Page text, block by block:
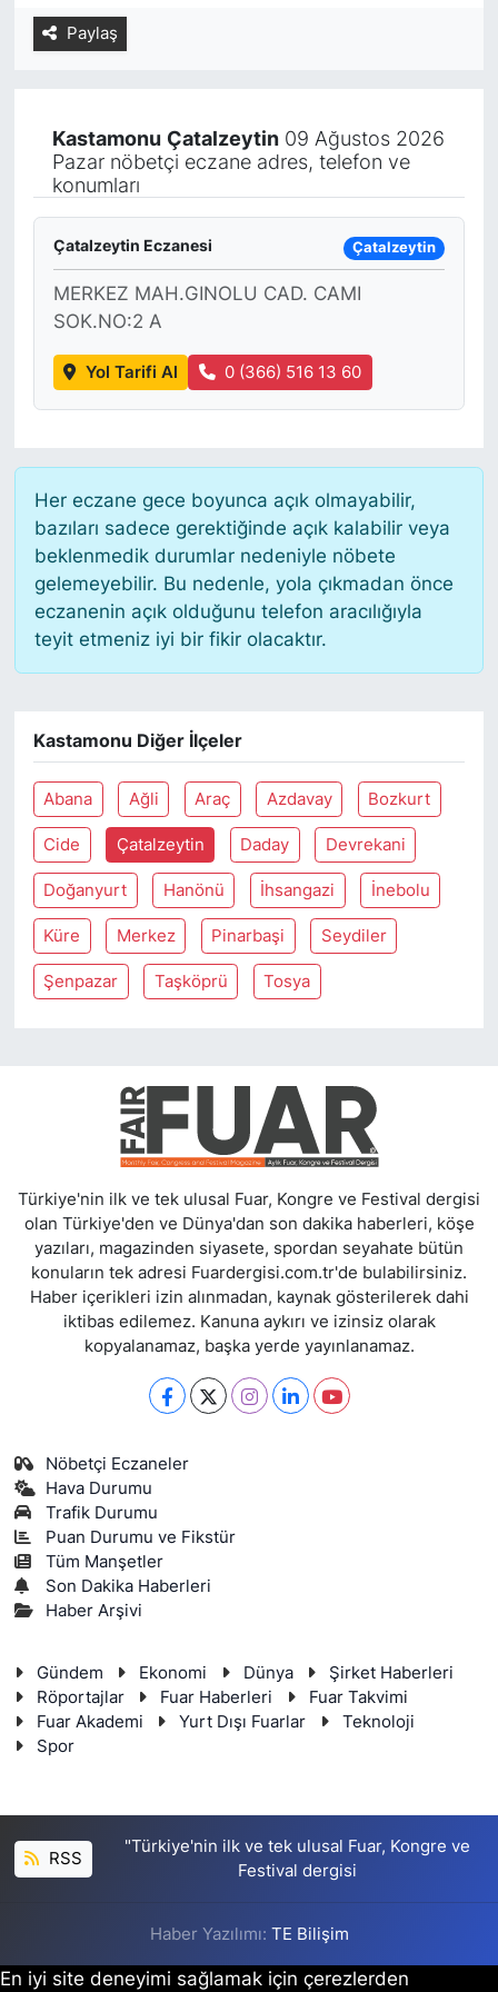
Paylaş
Kastamonu Çatalzeytin09 Ağustos 2026
Pazar nöbetçi eczane adres, telefon ve
konumları
Çatalzeytin Eczanesi Çatalzeytin
MERKEZ MAH.GINOLU CAD. CAMI
SOK.NO:2 A
Yol Tarifi Al 0 (366) 516 13 60
Her eczane gece boyunca açık olmayabilir,
bazıları sadece gerektiğinde açık kalabilir veya
beklenmedik durumlar nedeniyle nöbete
gelemeyebilir. Bu nedenle, yola çıkmadan önce
eczanenin açık olduğunu telefon aracılığıyla
teyit etmeniz iyi bir fikir olacaktır.
Kastamonu Diğer İlçeler
Abana Ağli Araç Azdavay Bozkurt
Cide Çatalzeytin Daday Devrekani
Doğanyurt Hanönü İhsangazi İnebolu
Küre Merkez Pinarbaşi Seydiler
Şenpazar Taşköprü Tosya
Türkiye'nin ilk ve tek ulusal Fuar, Kongre ve Festival dergisi
olan Türkiye'den ve Dünya'dan son dakika haberleri, köşe
yazıları, magazinden siyasete, spordan seyahate bütün
konuların tek adresi Fuardergisi.com.tr'de bulabilirsiniz.
Haber içerikleri izin alınmadan, kaynak gösterilerek dahi
iktibas edilemez. Kanuna aykırı ve izinsiz olarak
kopyalanamaz, başka yerde yayınlanamaz.
Nöbetçi Eczaneler
Hava Durumu
Trafik Durumu
Puan Durumu ve Fikstür
Tüm Manşetler
Son Dakika Haberleri
Haber Arşivi
Gündem Ekonomi Dünya
Şirket Haberleri
Röportajlar
Fuar Haberleri
Fuar Takvimi
Fuar Akademi
Yurt Dışı Fuarlar
Teknoloji
Spor
RSS
"Türkiye'nin ilk ve tek ulusal Fuar, Kongre ve
Festival dergisi
Haber Yazılımı: TE Bilişim
En iyi site deneyimi sağlamak için çerezlerden
Yurt Dışı Fuarlar
Spor
KÜLTÜR SANAT
SAVUNMA SANAYİ
FUAR TAKVİMİ
Amerika Fuarları
FUAR RAPORU
FESTİVAL TAKVİMİ
KONGRE HABERLERİ
KONGRE TAKVİMİ